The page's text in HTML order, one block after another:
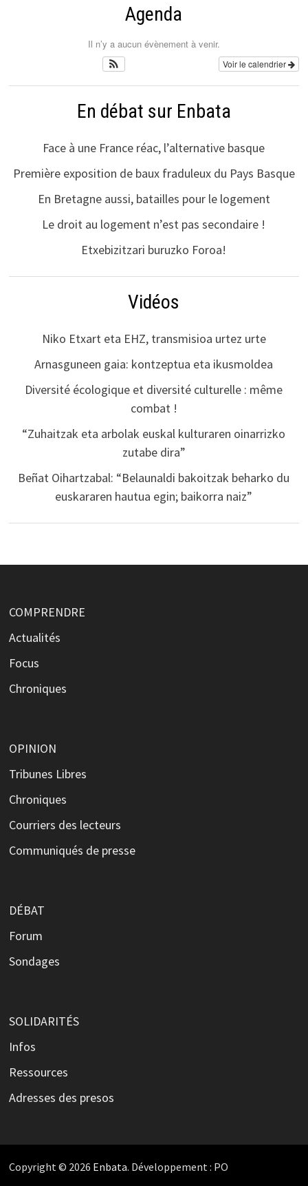
Agenda
Il n’y a aucun évènement à venir.
Voir le calendrier
En débat sur Enbata
Face à une France réac, l’alternative basque
Première exposition de baux fraduleux du Pays Basque
En Bretagne aussi, batailles pour le logement
Le droit au logement n’est pas secondaire !
Etxebizitzari buruzko Foroa!
Vidéos
Niko Etxart eta EHZ, transmisioa urtez urte
Arnasguneen gaia: kontzeptua eta ikusmoldea
Diversité écologique et diversité culturelle : même
combat !
“Zuhaitzak eta arbolak euskal kulturaren oinarrizko
zutabe dira”
Beñat Oihartzabal: “Belaunaldi bakoitzak beharko du
euskararen hautua egin; baikorra naiz”
COMPRENDRE
Actualités
Focus
Chroniques
OPINION
Tribunes Libres
Chroniques
Courriers des lecteurs
Communiqués de presse
DÉBAT
Forum
Sondages
SOLIDARITÉS
Infos
Ressources
Adresses des presos
Copyright © 2026 Enbata. Développement : PO